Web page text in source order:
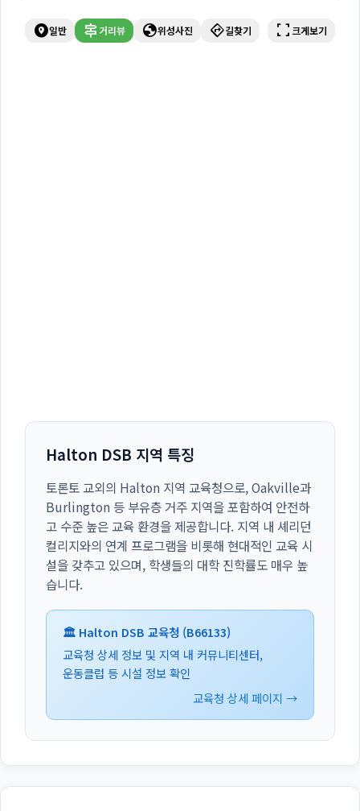
explore_nearby일반 signpost거리뷰 globe위성사진 directions길찾기 fullscreen 크게보기
Halton DSB 지역 특징
토론토 교외의 Halton 지역 교육청으로, Oakville과
Burlington 등 부유층 거주 지역을 포함하여 안전하
고 수준 높은 교육 환경을 제공합니다. 지역 내 셰리던
컬리지와의 연계 프로그램을 비롯해 현대적인 교육 시
설을 갖추고 있으며, 학생들의 대학 진학률도 매우 높
습니다.
🏛️ Halton DSB 교육청 (B66133)
교육청 상세 정보 및 지역 내 커뮤니티센터,
운동클럽 등 시설 정보 확인
교육청 상세 페이지 →